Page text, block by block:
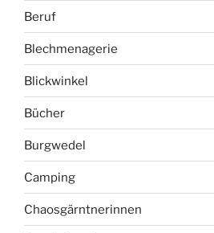
Beruf
Blechmenagerie
Blickwinkel
Bücher
Burgwedel
Camping
Chaosgärntnerinnen